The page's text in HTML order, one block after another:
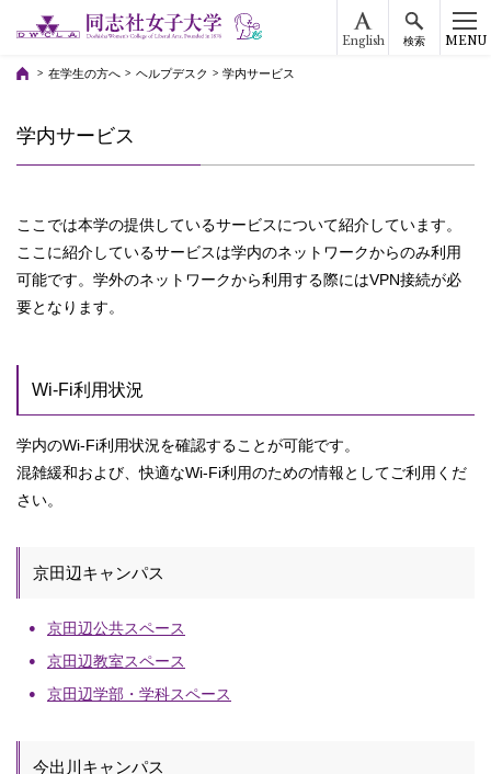
English 検索 MENU
在学生の方へ ヘルプデスク 学内サービス
学内サービス
ここでは本学の提供しているサービスについて紹介しています。
ここに紹介しているサービスは学内のネットワークからのみ利用
可能です。学外のネットワークから利用する際にはVPN接続が必
要となります。
Wi-Fi利用状況
学内のWi-Fi利用状況を確認することが可能です。
混雑緩和および、快適なWi-Fi利用のための情報としてご利用くだ
さい。
京田辺キャンパス
京田辺公共スペース
京田辺教室スペース
京田辺学部・学科スペース
今出川キャンパス